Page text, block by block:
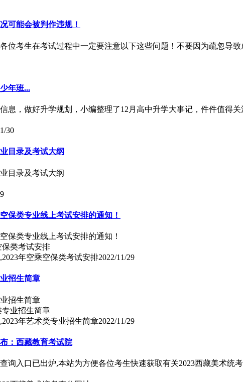
可能会被判作违规！
位考生在考试过程中一定要注意以下这些问题！不要因为疏忽导致
年班...
息，做好升学规划，小编整理了12月高中升学大事记，件件值得关
30
目录及考试大纲
目录及考试大纲
保类专业线上考试安排的通知！
保类专业线上考试安排的通知！
年空乘空保类考试安排2022/11/29
招生简章
招生简章
年艺术类专业招生简章2022/11/29
：西藏教育考试院
询入口已出炉,本站为方便各位考生快速获取有关2023西藏美术